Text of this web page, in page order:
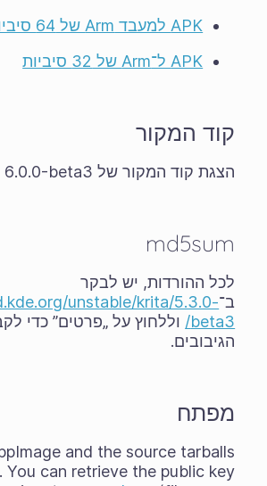
APK למעבד Arm של 64 סיביות
APK ל־Arm של 32 סיביות
קוד המקור
הצגת קוד המקור של ‎6.0.0-beta3
md5sum
לכל ההורדות, יש לבקר
ב־unstable/krita/5.3.0-
beta3/
וללחוץ על „פרטים” כדי
הגיבובים.
מפתח
and the source tarballs
You can retrieve the public key